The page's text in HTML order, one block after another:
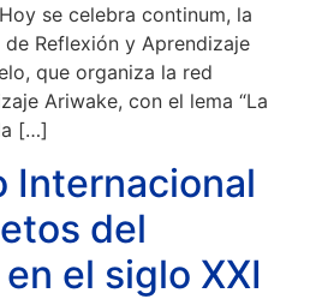
se celebra continum, la
Reflexión y Aprendizaje
que organiza la red
Ariwake, con el lema “La
[…]
Internacional
del
el siglo XXI